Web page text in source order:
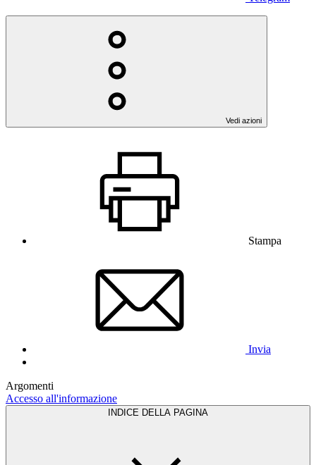
Vedi azioni
Stampa
Invia
Argomenti
Accesso all'informazione
INDICE DELLA PAGINA